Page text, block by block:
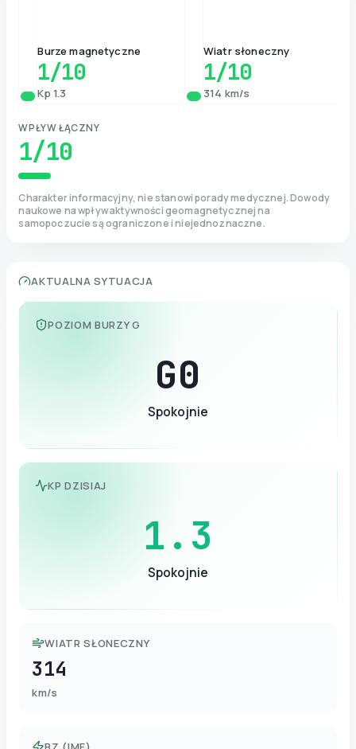
Burze magnetyczne
1/10
Kp 1.3
Wiatr słoneczny
1/10
314 km/s
WPŁYW ŁĄCZNY
1/10
Charakter informacyjny, nie stanowi porady medycznej. Dowody
naukowe na wpływ aktywności geomagnetycznej na
samopoczucie są ograniczone i niejednoznaczne.
AKTUALNA SYTUACJA
POZIOM BURZY G
G0
Spokojnie
KP DZISIAJ
1.3
Spokojnie
WIATR SŁONECZNY
314
km/s